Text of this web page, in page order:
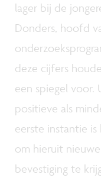
lager bij de
Donders, hoofd
deze cijfers
een spiegel voor.
positieve als
eerste instantie
om hieruit
bevestiging te